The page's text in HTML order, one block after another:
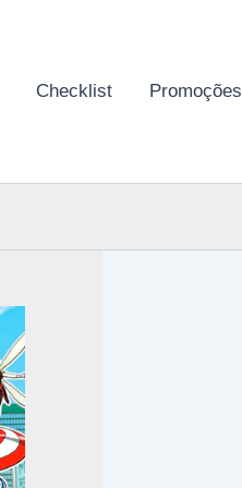
Checklist Promoções